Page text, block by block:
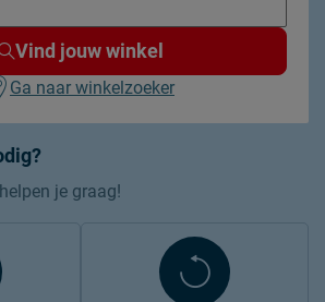
je graag!
Vind jouw winkel
Ga naar winkelzoeker